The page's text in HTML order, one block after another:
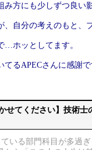
み方にも少しずつ良い
、自分の考えのもと
…ホッとしてます。
てるAPECさんに感謝
せてください】技術士
いる部門科目が多過